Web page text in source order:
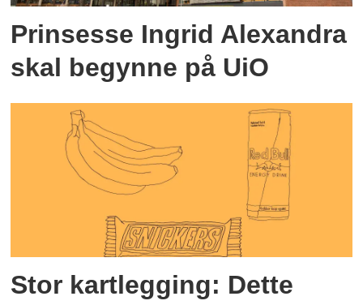
Prinsesse Ingrid Alexandra
skal begynne på UiO
Stor kartlegging: Dette